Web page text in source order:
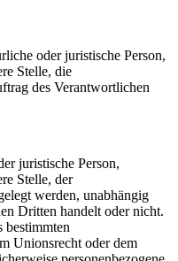
oder juristische Person,
Stelle, die
des Verantwortlichen
juristische Person,
Stelle, der
werden, unabhängig
Dritten handelt oder nicht.
bestimmten
Unionsrecht oder dem